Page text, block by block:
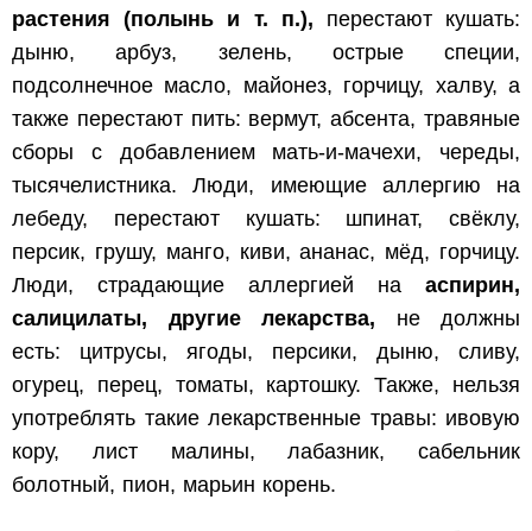
растения (полынь и т. п.), перестают кушать:
дыню, арбуз, зелень, острые специи,
подсолнечное масло, майонез, горчицу, халву, а
также перестают пить: вермут, абсента, травяные
сборы с добавлением мать-и-мачехи, череды,
тысячелистника. Люди, имеющие аллергию на
лебеду, перестают кушать: шпинат, свёклу,
персик, грушу, манго, киви, ананас, мёд, горчицу.
Люди, страдающие аллергией на аспирин,
салицилаты, другие лекарства, не должны
есть: цитрусы, ягоды, персики, дыню, сливу,
огурец, перец, томаты, картошку. Также, нельзя
употреблять такие лекарственные травы: ивовую
кору, лист малины, лабазник, сабельник
болотный, пион, марьин корень.